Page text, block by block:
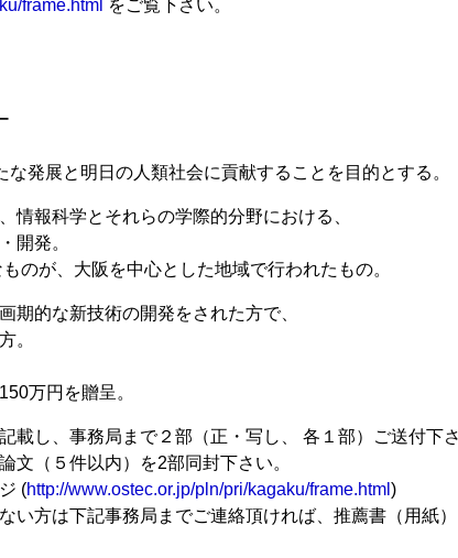
frame.html をご覧下さい。
発展と明日の人類社会に貢献することを目的とする。
報科学とそれらの学際的分野における、
発。
、大阪を中心とした地域で行われたもの。
的な新技術の開発をされた方で、
万円を贈呈。
、事務局まで２部（正・写し、 各１部）ご送付下
（５件以内）を2部同封下さい。
(http://www.ostec.or.jp/pln/pri/kagaku/frame.html )
い方は下記事務局までご連絡頂ければ、推薦書（用紙